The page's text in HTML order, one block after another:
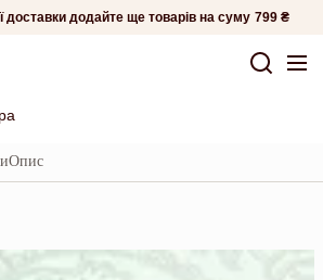
доставки додайте ще товарів на суму 799 ₴
Опис